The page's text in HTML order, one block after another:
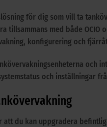
för dig som vill ta
tillsammans med både OCIO
konfigurering och
och inställningar
att du kan uppgradera